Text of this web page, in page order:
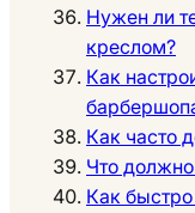
Нужен ли
креслом?
Как
Как часто
Что
Как быстро